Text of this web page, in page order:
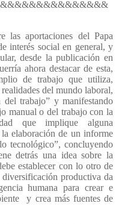
las aportaciones del Papa
interés social en general, y
desde la publicación en
ahora destacar de esta,
de trabajo que utiliza,
del mundo laboral,
del trabajo” y manifestando
manual o del trabajo con la
que implique alguna
elaboración de un informe
tecnológico”, concluyendo
detrás una idea sobre la
establecer con lo otro de
productiva da
humana para crear e
y crea más fuentes de